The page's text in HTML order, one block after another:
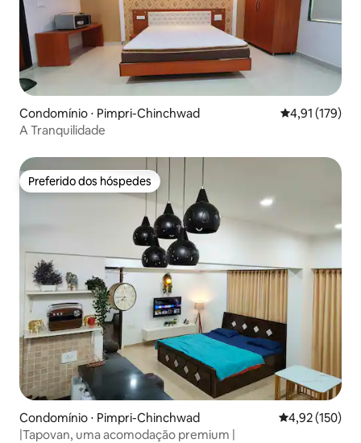
Condomínio ⋅ Pimpri-Chinchwad 4,91 de uma
4,91 (179)
A Tranquilidade
Preferido dos hóspedes
Preferido dos hóspedes
Condomínio ⋅ Pimpri-Chinchwad 4,92 de uma
4,92 (150)
|Tapovan, uma acomodação premium |